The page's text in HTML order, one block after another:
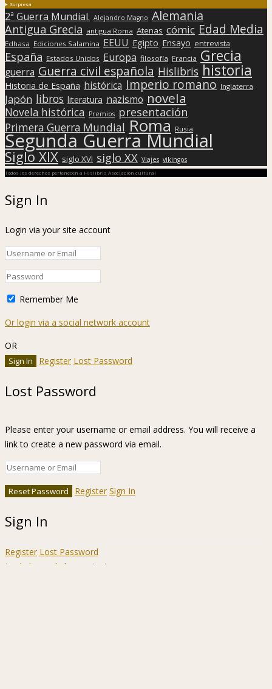
Sorpresa
2ª Guerra Mundial. Alejandro Magno Alemania
Antigua Grecia antigua Roma Atenas cómic Edad Media
Edhasa Ediciones Salamina EEUU Egipto Ensayo entrevista
España Estados Unidos Europa filosofía Francia Grecia
guerra Guerra civil española Hislibris historia
Historia de España histórica Imperio romano Inglaterra
Japón libros literatura nazismo novela
Novela histórica Premios presentación
Primera Guerra Mundial Roma Rusia
Segunda Guerra Mundial
Siglo XIX siglo XVI siglo XX Viajes vikingos
Todos los derechos pertenecen a Hislibris Asociación cultural
Sign In
Login via your site account
Remember Me
Or login via a social network account
OR
Register Lost Password
Lost Password
Please enter your username or email address. You will receive a
link to create a new password via email.
Register Sign In
Sign In
Register Lost Password
Ir a la barra de herramientas